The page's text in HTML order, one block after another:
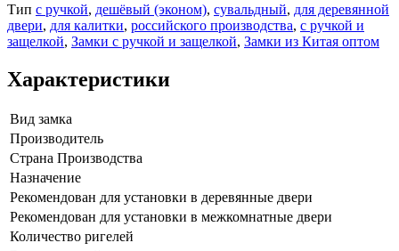
Тип с ручкой, дешёвый (эконом), сувальдный, для деревянной
двери, для калитки, российского производства, с ручкой и
защелкой, Замки с ручкой и защелкой, Замки из Китая оптом
Характеристики
Вид замка
Производитель
Страна Производства
Назначение
Рекомендован для установки в деревянные двери
Рекомендован для установки в межкомнатные двери
Количество ригелей